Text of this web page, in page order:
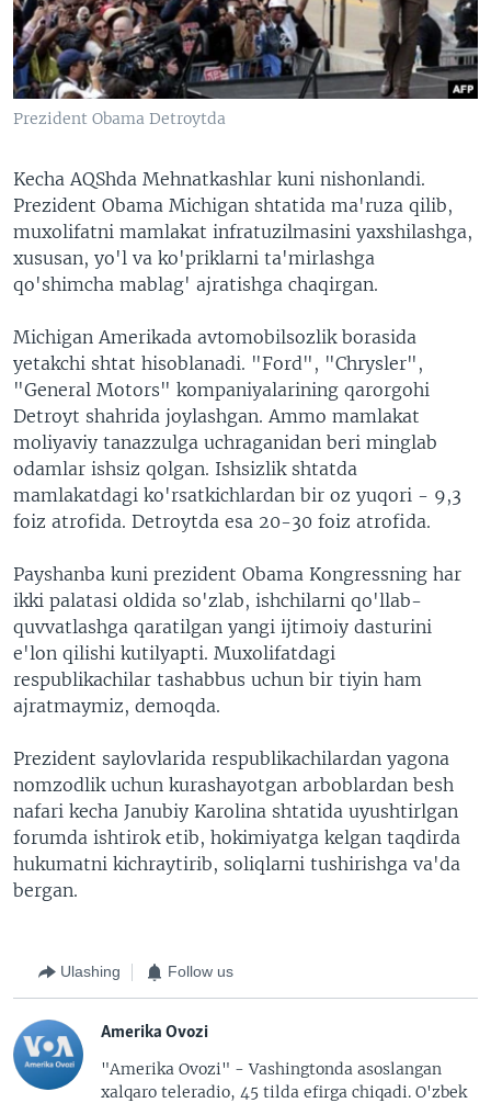
VIDEO
XABARLAR SURATLARDA
ODNOKLASSNIKI
TELEGRAM
TWITTER
Prezident Obama Detroytda
Kecha AQShda Mehnatkashlar kuni nishonlandi.
Prezident Obama Michigan shtatida ma'ruza qilib,
muxolifatni mamlakat infratuzilmasini yaxshilashga,
xususan, yo'l va ko'priklarni ta'mirlashga
qo'shimcha mablag' ajratishga chaqirgan.
Michigan Amerikada avtomobilsozlik borasida
yetakchi shtat hisoblanadi. "Ford", "Chrysler",
"General Motors" kompaniyalarining qarorgohi
Detroyt shahrida joylashgan. Ammo mamlakat
moliyaviy tanazzulga uchraganidan beri minglab
odamlar ishsiz qolgan. Ishsizlik shtatda
mamlakatdagi ko'rsatkichlardan bir oz yuqori - 9,3
foiz atrofida. Detroytda esa 20-30 foiz atrofida.
Payshanba kuni prezident Obama Kongressning har
ikki palatasi oldida so'zlab, ishchilarni qo'llab-
quvvatlashga qaratilgan yangi ijtimoiy dasturini
e'lon qilishi kutilyapti. Muxolifatdagi
respublikachilar tashabbus uchun bir tiyin ham
ajratmaymiz, demoqda.
Prezident saylovlarida respublikachilardan yagona
nomzodlik uchun kurashayotgan arboblardan besh
nafari kecha Janubiy Karolina shtatida uyushtirlgan
forumda ishtirok etib, hokimiyatga kelgan taqdirda
hukumatni kichraytirib, soliqlarni tushirishga va'da
bergan.
Ulashing Follow us
Amerika Ovozi
"Amerika Ovozi" - Vashingtonda asoslangan
xalqaro teleradio, 45 tilda efirga chiqadi. O'zbek